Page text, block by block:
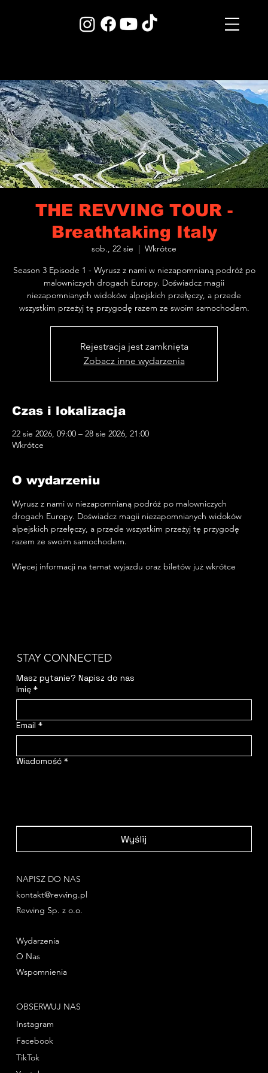
THE REVVING TOUR -
Breathtaking Italy
sob., 22 sie
Wkrótce
Season 3 Episode 1 - Wyrusz z nami w niezapomnianą podróż po
malowniczych drogach Europy. Doświadcz magii
niezapomnianych widoków alpejskich przełęczy, a przede
wszystkim przeżyj tę przygodę razem ze swoim samochodem.
Rejestracja jest zamknięta
Zobacz inne wydarzenia
Czas i lokalizacja
22 sie 2026, 09:00 – 28 sie 2026, 21:00
Wkrótce
O wydarzeniu
Wyrusz z nami w niezapomnianą podróż po malowniczych
drogach Europy. Doświadcz magii niezapomnianych widoków
alpejskich przełęczy, a przede wszystkim przeżyj tę przygodę
razem ze swoim samochodem.
Więcej informacji na temat wyjazdu oraz biletów już wkrótce
STAY CONNECTED
Masz pytanie? Napisz do nas
Imię *
Email *
Wiadomość *
Wyślij
NAPISZ DO NAS
kontakt@revving.pl
Revving Sp. z o.o.
OBSERWUJ NAS
Instagram
Facebook
TikTok
Wydarzenia
O Nas
Wspomnienia